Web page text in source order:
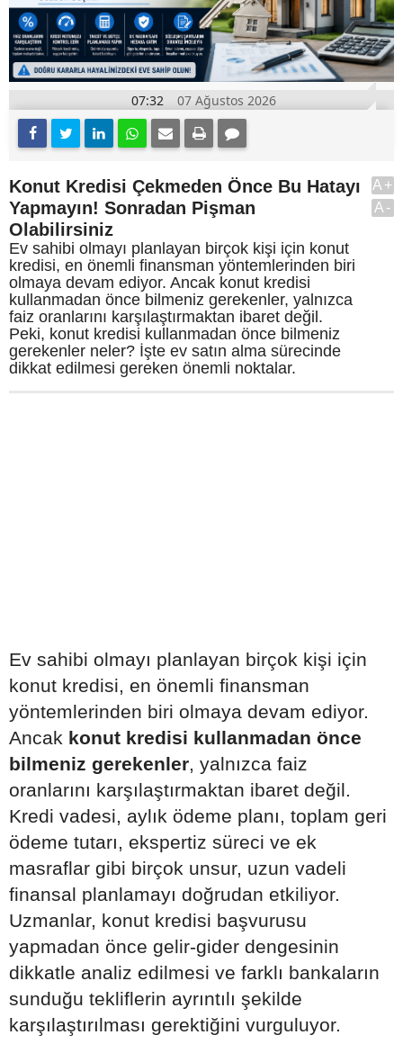
07:32 07 Ağustos 2026
Konut Kredisi Çekmeden Önce Bu Hatayı
Yapmayın! Sonradan Pişman
Olabilirsiniz
Ev sahibi olmayı planlayan birçok kişi için konut
kredisi, en önemli finansman yöntemlerinden biri
olmaya devam ediyor. Ancak konut kredisi
kullanmadan önce bilmeniz gerekenler, yalnızca
faiz oranlarını karşılaştırmaktan ibaret değil.
Peki, konut kredisi kullanmadan önce bilmeniz
gerekenler neler? İşte ev satın alma sürecinde
dikkat edilmesi gereken önemli noktalar.
A+
A-
Ev sahibi olmayı planlayan birçok kişi için
konut kredisi, en önemli finansman
yöntemlerinden biri olmaya devam ediyor.
Ancak konut kredisi kullanmadan önce
bilmeniz gerekenler, yalnızca faiz
oranlarını karşılaştırmaktan ibaret değil.
Kredi vadesi, aylık ödeme planı, toplam geri
ödeme tutarı, ekspertiz süreci ve ek
masraflar gibi birçok unsur, uzun vadeli
finansal planlamayı doğrudan etkiliyor.
Uzmanlar, konut kredisi başvurusu
yapmadan önce gelir-gider dengesinin
dikkatle analiz edilmesi ve farklı bankaların
sunduğu tekliflerin ayrıntılı şekilde
karşılaştırılması gerektiğini vurguluyor.